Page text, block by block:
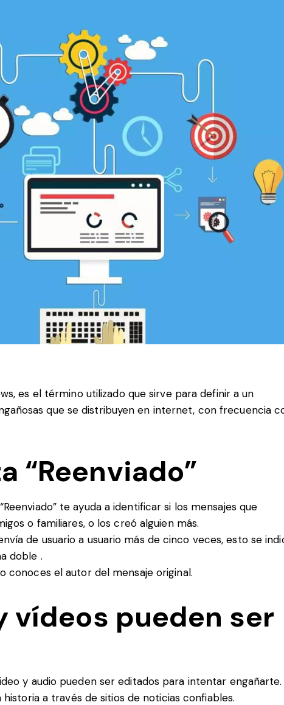
es el término utilizado que sirve para definir a un
que se distribuyen en internet, con frecuencia
“Reenviado”
te ayuda a identificar si los mensajes que
o familiares, o los creó alguien más.
de usuario a usuario más de cinco veces, esto se
doble .
conoces el autor del mensaje original.
vídeos pueden ser
y audio pueden ser editados para intentar engañarte.
a través de sitios de noticias confiables.